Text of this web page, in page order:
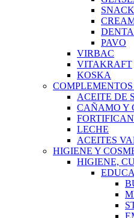
PAVO
VIRBAC
VITAKRAFT
KOSKA
ACEITE DE
CAÑAMO Y
LECHE
ACEITES
HIGIENE Y
HIGIENE,